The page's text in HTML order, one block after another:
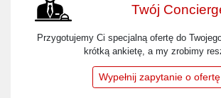
Twój
Przygotujemy Ci specjalną ofertę do
krótką ankietę, a my zrobimy
Wypełnij zapytanie o ofertę